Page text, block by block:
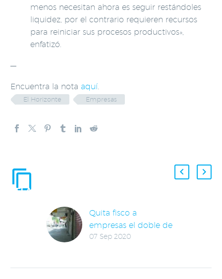
menos necesitan ahora es seguir restándoles
liquidez, por el contrario requieren recursos
para reiniciar sus procesos productivos»,
enfatizó.
—
Encuentra la nota aquí.
El Horizonte Empresas
RELACIONADAS
Quita fisco a
empresas el doble de
recursos en 7 años
07 Sep 2020